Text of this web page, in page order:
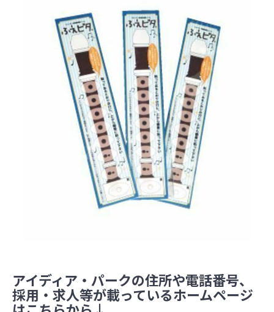
アイディア・パークの住所や電話番号、
採用・求人等が載っているホームページ